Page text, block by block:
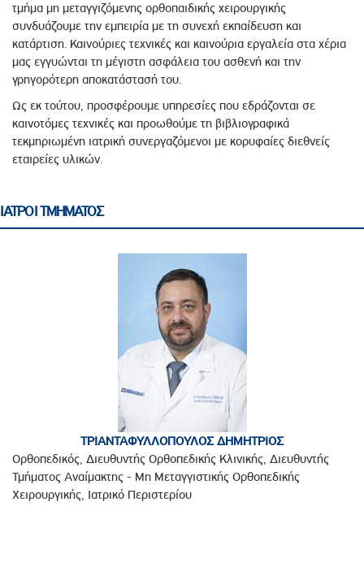
τμήμα μη μεταγγιζόμενης ορθοπαιδικής χειρουργικής
συνδυάζουμε την εμπειρία με τη συνεχή εκπαίδευση και
κατάρτιση. Καινούριες τεχνικές και καινούρια εργαλεία στα χέρια
μας εγγυώνται τη μέγιστη ασφάλεια του ασθενή και την
γρηγορότερη αποκατάστασή του.
Ως εκ τούτου, προσφέρουμε υπηρεσίες που εδράζονται σε
καινοτόμες τεχνικές και προωθούμε τη βιβλιογραφικά
τεκμηριωμένη ιατρική συνεργαζόμενοι με κορυφαίες διεθνείς
εταιρείες υλικών.
ΙΑΤΡΟΙ ΤΜΗΜΑΤΟΣ
ΤΡΙΑΝΤΑΦΥΛΛΟΠΟΥΛΟΣ ΔΗΜΗΤΡΙΟΣ
Ορθοπεδικός, Διευθυντής Ορθοπεδικής Κλινικής, Διευθυντής
Τμήματος Αναίμακτης - Μη Μεταγγιστικής Ορθοπεδικής
Χειρουργικής, Ιατρικό Περιστερίου